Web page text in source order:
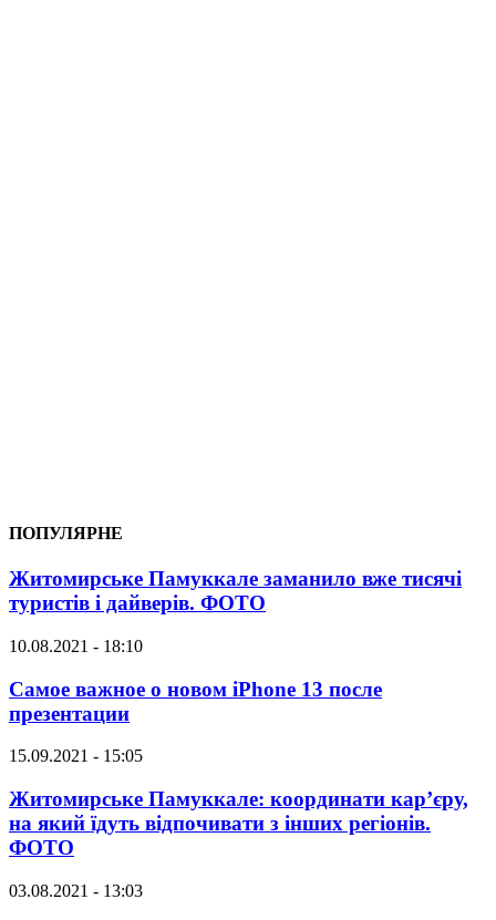
ПОПУЛЯРНЕ
Житомирське Памуккале заманило вже тисячі
туристів і дайверів. ФОТО
10.08.2021 - 18:10
Самое важное о новом iPhone 13 после
презентации
15.09.2021 - 15:05
Житомирське Памуккале: координати кар’єру,
на який їдуть відпочивати з інших регіонів.
ФОТО
03.08.2021 - 13:03